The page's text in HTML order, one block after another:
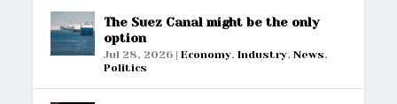
The Suez Canal might be the only
option
Jul 28, 2026 |Economy,Industry,News,
Politics